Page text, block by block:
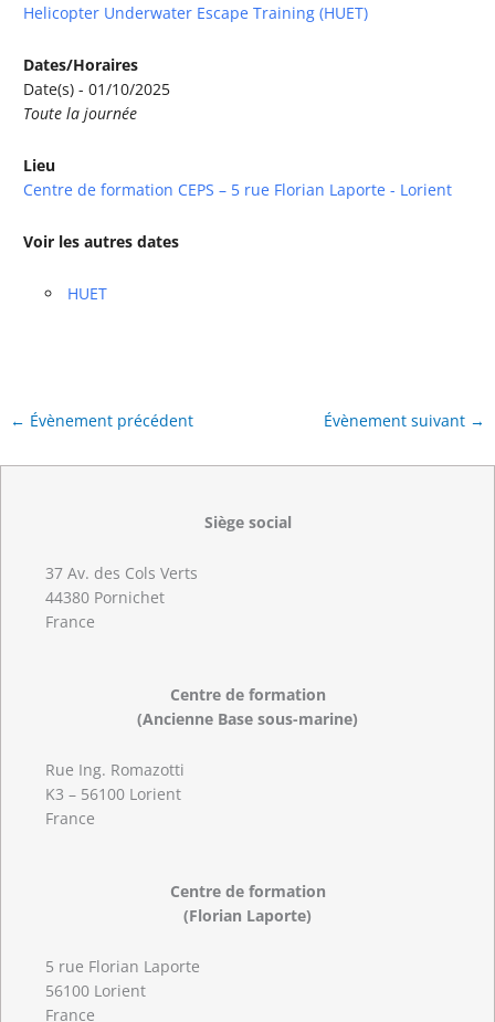
Helicopter Underwater Escape Training (HUET)
Dates/Horaires
Date(s) - 01/10/2025
Toute la journée
Lieu
Centre de formation CEPS – 5 rue Florian Laporte - Lorient
Voir les autres dates
HUET
← Évènement précédent Évènement suivant →
Siège social
37 Av. des Cols Verts
44380 Pornichet
France
Centre de formation
(Ancienne Base sous-marine)
Rue Ing. Romazotti
K3 – 56100 Lorient
France
Centre de formation
(Florian Laporte)
5 rue Florian Laporte
56100 Lorient
France